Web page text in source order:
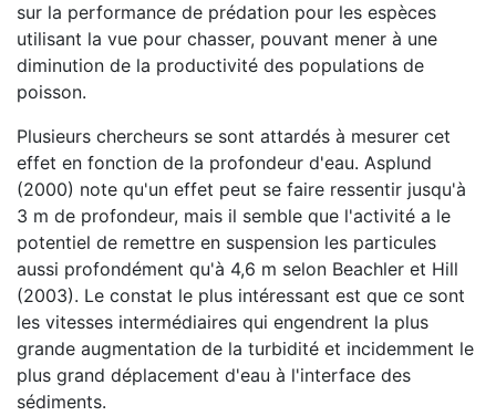
sur la performance de prédation pour les espèces
utilisant la vue pour chasser, pouvant mener à une
diminution de la productivité des populations de
poisson.
Plusieurs chercheurs se sont attardés à mesurer cet
effet en fonction de la profondeur d'eau. Asplund
(2000) note qu'un effet peut se faire ressentir jusqu'à
3 m de profondeur, mais il semble que l'activité a le
potentiel de remettre en suspension les particules
aussi profondément qu'à 4,6 m selon Beachler et Hill
(2003). Le constat le plus intéressant est que ce sont
les vitesses intermédiaires qui engendrent la plus
grande augmentation de la turbidité et incidemment le
plus grand déplacement d'eau à l'interface des
sédiments.